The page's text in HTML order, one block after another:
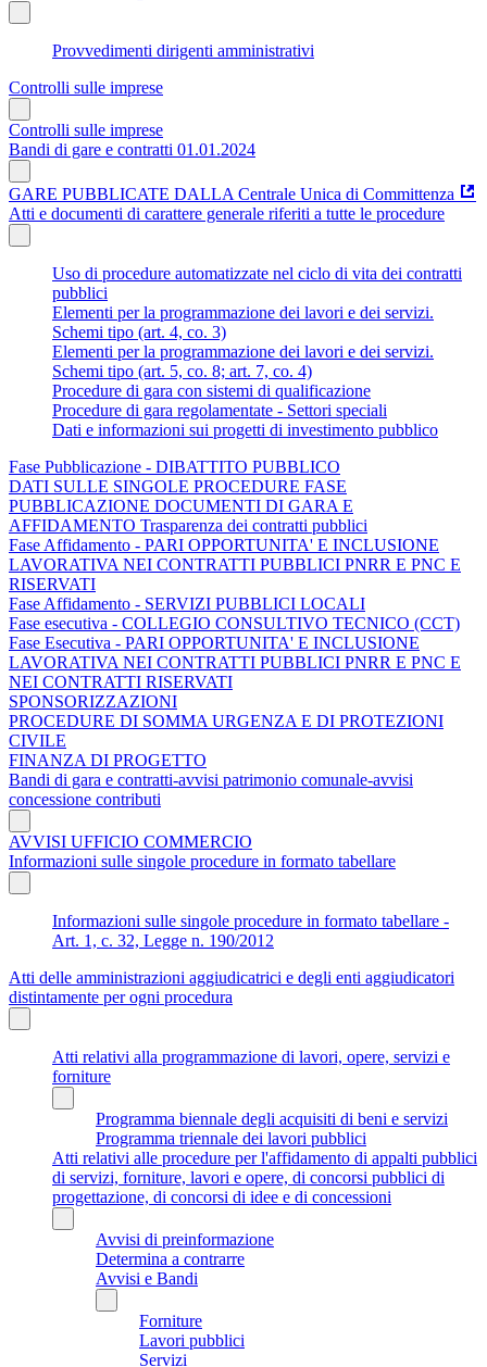
Provvedimenti dirigenti amministrativi
Controlli sulle imprese
Controlli sulle imprese
Bandi di gare e contratti 01.01.2024
GARE PUBBLICATE DALLA Centrale Unica di Committenza
Atti e documenti di carattere generale riferiti a tutte le procedure
Uso di procedure automatizzate nel ciclo di vita dei contratti
pubblici
Elementi per la programmazione dei lavori e dei servizi.
Schemi tipo (art. 4, co. 3)
Elementi per la programmazione dei lavori e dei servizi.
Schemi tipo (art. 5, co. 8; art. 7, co. 4)
Procedure di gara con sistemi di qualificazione
Procedure di gara regolamentate - Settori speciali
Dati e informazioni sui progetti di investimento pubblico
Fase Pubblicazione - DIBATTITO PUBBLICO
DATI SULLE SINGOLE PROCEDURE FASE
PUBBLICAZIONE DOCUMENTI DI GARA E
AFFIDAMENTO Trasparenza dei contratti pubblici
Fase Affidamento - PARI OPPORTUNITA' E INCLUSIONE
LAVORATIVA NEI CONTRATTI PUBBLICI PNRR E PNC E
RISERVATI
Fase Affidamento - SERVIZI PUBBLICI LOCALI
Fase esecutiva - COLLEGIO CONSULTIVO TECNICO (CCT)
Fase Esecutiva - PARI OPPORTUNITA' E INCLUSIONE
LAVORATIVA NEI CONTRATTI PUBBLICI PNRR E PNC E
NEI CONTRATTI RISERVATI
SPONSORIZZAZIONI
PROCEDURE DI SOMMA URGENZA E DI PROTEZIONI
CIVILE
FINANZA DI PROGETTO
Bandi di gara e contratti-avvisi patrimonio comunale-avvisi
concessione contributi
AVVISI UFFICIO COMMERCIO
Informazioni sulle singole procedure in formato tabellare
Informazioni sulle singole procedure in formato tabellare -
Art. 1, c. 32, Legge n. 190/2012
Atti delle amministrazioni aggiudicatrici e degli enti aggiudicatori
distintamente per ogni procedura
Atti relativi alla programmazione di lavori, opere, servizi e
forniture
Programma biennale degli acquisiti di beni e servizi
Programma triennale dei lavori pubblici
Atti relativi alle procedure per l'affidamento di appalti pubblici
di servizi, forniture, lavori e opere, di concorsi pubblici di
progettazione, di concorsi di idee e di concessioni
Avvisi di preinformazione
Determina a contrarre
Avvisi e Bandi
Forniture
Lavori pubblici
Servizi